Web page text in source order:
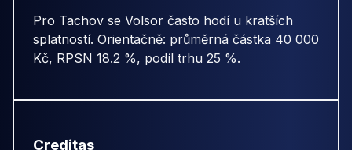
Pro Tachov se Volsor často hodí u kratších
splatností. Orientačně: průměrná částka 40 000
Kč, RPSN 18.2 %, podíl trhu 25 %.
Creditas